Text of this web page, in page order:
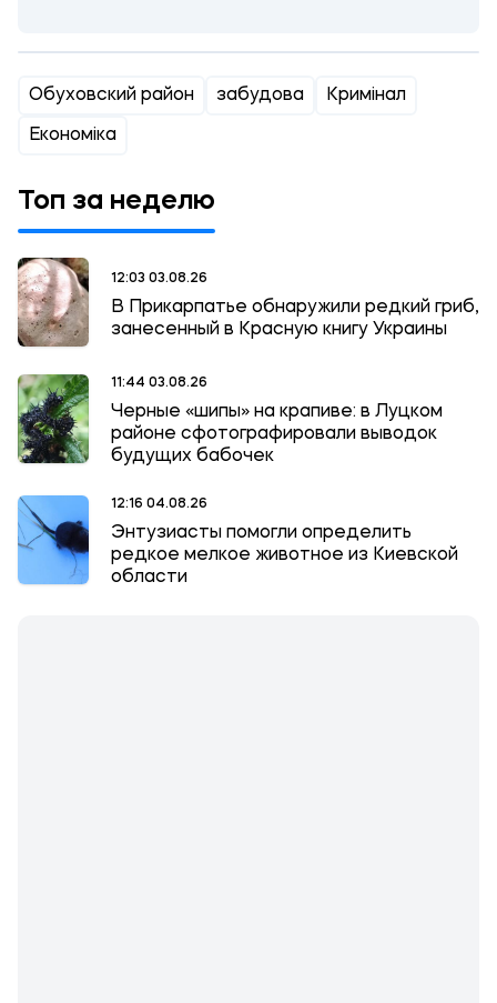
Обуховский район забудова Кримінал
Економіка
Топ за неделю
12:03 03.08.26
В Прикарпатье обнаружили редкий гриб,
занесенный в Красную книгу Украины
11:44 03.08.26
Черные «шипы» на крапиве: в Луцком
районе сфотографировали выводок
будущих бабочек
12:16 04.08.26
Энтузиасты помогли определить
редкое мелкое животное из Киевской
области